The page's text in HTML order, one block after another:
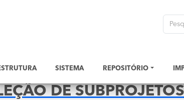
SISTEMA REPOSITÓRIO
DE SUBPROJETOS